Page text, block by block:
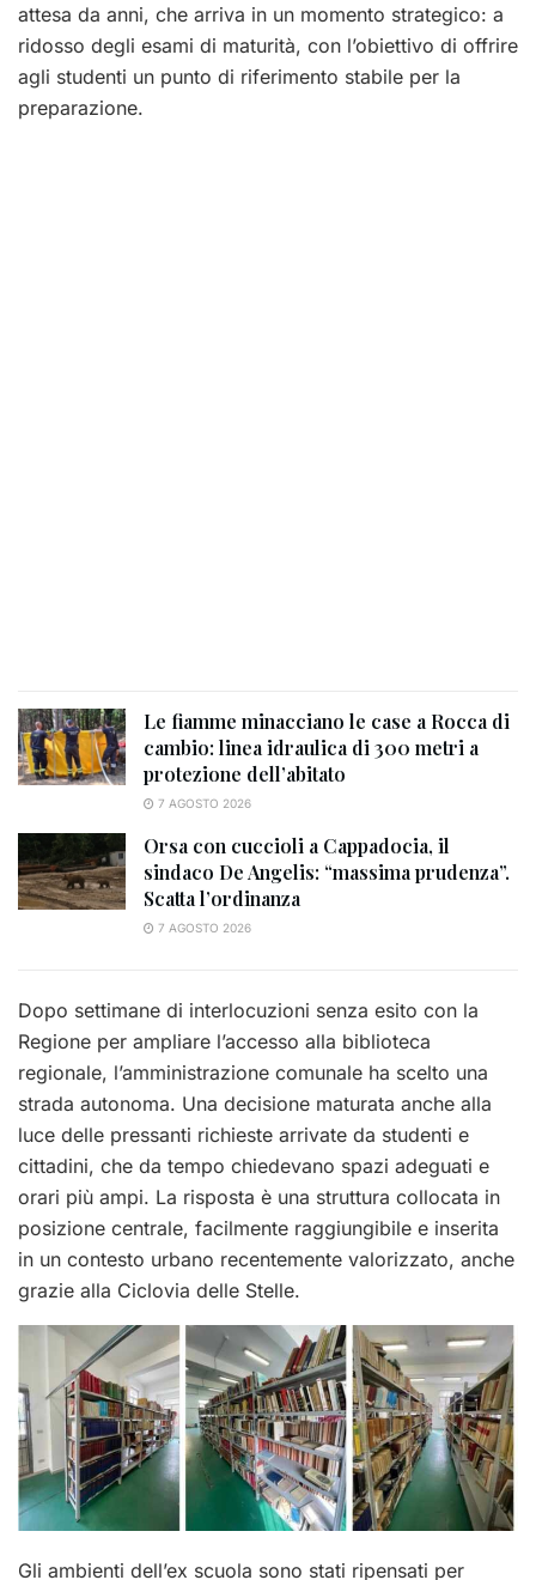
attesa da anni, che arriva in un momento strategico: a
ridosso degli esami di maturità, con l’obiettivo di offrire
agli studenti un punto di riferimento stabile per la
preparazione.
Le fiamme minacciano le case a Rocca di
cambio: linea idraulica di 300 metri a
protezione dell’abitato
7 AGOSTO 2026
Orsa con cuccioli a Cappadocia, il
sindaco De Angelis: “massima prudenza”.
Scatta l’ordinanza
7 AGOSTO 2026
Dopo settimane di interlocuzioni senza esito con la
Regione per ampliare l’accesso alla biblioteca
regionale, l’amministrazione comunale ha scelto una
strada autonoma. Una decisione maturata anche alla
luce delle pressanti richieste arrivate da studenti e
cittadini, che da tempo chiedevano spazi adeguati e
orari più ampi. La risposta è una struttura collocata in
posizione centrale, facilmente raggiungibile e inserita
in un contesto urbano recentemente valorizzato, anche
grazie alla Ciclovia delle Stelle.
Gli ambienti dell’ex scuola sono stati ripensati per